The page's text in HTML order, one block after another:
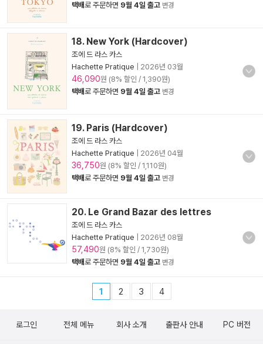
택배로 주문하면 9월 4일 출고 변경
18. New York (Hardcover)
조에 드 라스 카스
Hachette Pratique
2026년 03월
46,090원 (8% 할인 / 1,390원)
택배로 주문하면 9월 4일 출고 변경
19. Paris (Hardcover)
조에 드 라스 카스
Hachette Pratique
2026년 04월
36,750원 (8% 할인 / 1,110원)
택배로 주문하면 9월 4일 출고 변경
20. Le Grand Bazar des lettres
조에 드 라스 카스
Hachette Pratique
2026년 08월
57,490원 (8% 할인 / 1,730원)
택배로 주문하면 9월 4일 출고 변경
1 2 3 4
로그인 전체 메뉴 회사 소개 출판사 안내 PC 버전